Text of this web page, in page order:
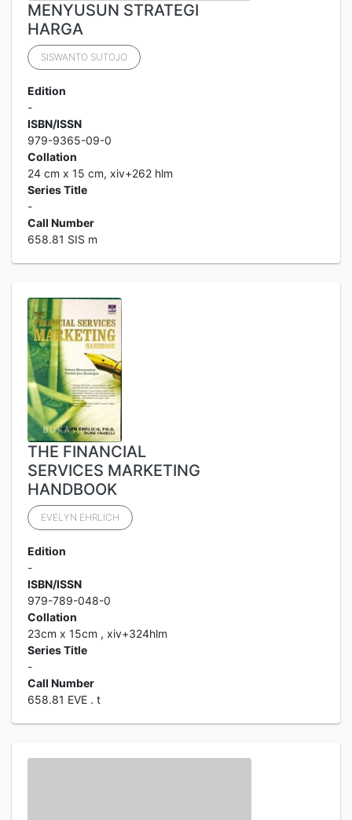
MENYUSUN STRATEGI
HARGA
SISWANTO SUTOJO
Edition
-
ISBN/ISSN
979-9365-09-0
Collation
24 cm x 15 cm, xiv+262 hlm
Series Title
-
Call Number
658.81 SIS m
THE FINANCIAL
SERVICES MARKETING
HANDBOOK
EVELYN EHRLICH
Edition
-
ISBN/ISSN
979-789-048-0
Collation
23cm x 15cm , xiv+324hlm
Series Title
-
Call Number
658.81 EVE . t